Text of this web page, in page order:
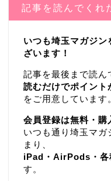
記事を読んでくれ
いつも埼玉マガジ
ざいます！
記事を最後まで読ん
読むだけでポイント
をご用意しています
会員登録は無料・購
いつも通り埼玉マ
まり、
iPad・AirPods・各
す。